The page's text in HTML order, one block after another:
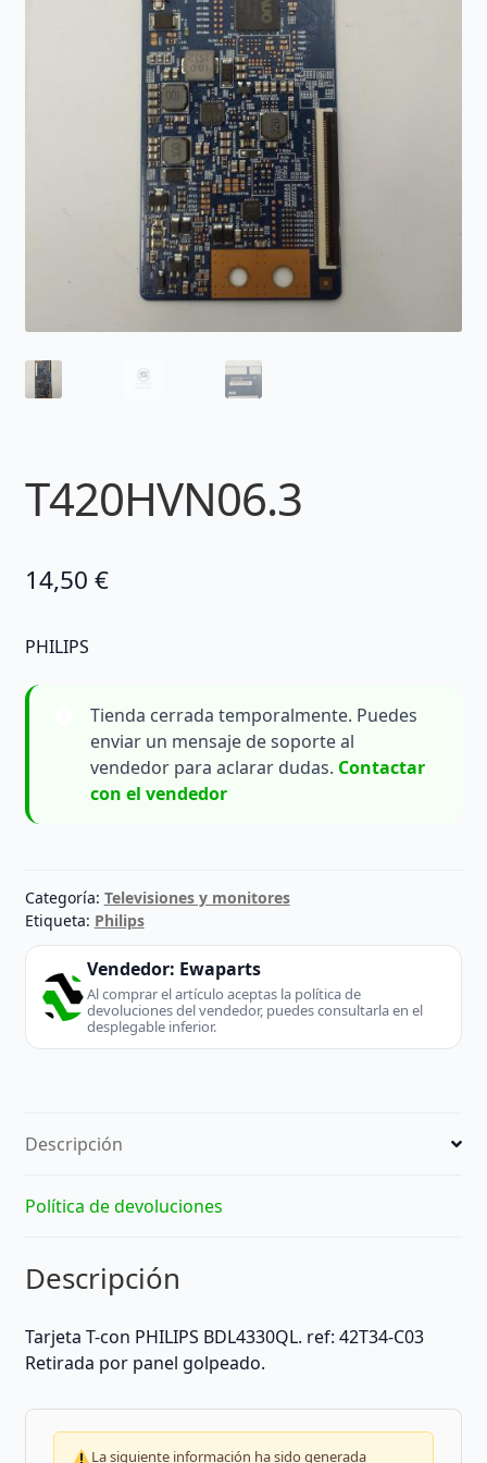
T420HVN06.3
14,50 €
PHILIPS
Tienda cerrada temporalmente. Puedes
enviar un mensaje de soporte al
vendedor para aclarar dudas. Contactar
con el vendedor
Categoría: Televisiones y monitores
Etiqueta: Philips
Vendedor: Ewaparts
Al comprar el artículo aceptas la política de
devoluciones del vendedor, puedes consultarla en el
desplegable inferior.
Descripción
Política de devoluciones
Descripción
Tarjeta T-con PHILIPS BDL4330QL. ref: 42T34-C03
Retirada por panel golpeado.
La siguiente información ha sido generada